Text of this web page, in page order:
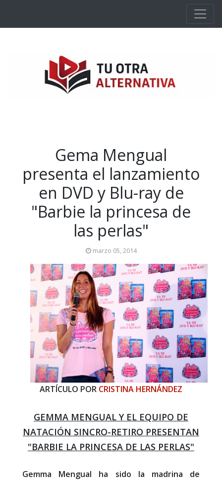
Gema Mengual
presenta el lanzamiento
en DVD y Blu-ray de
"Barbie la princesa de
las perlas"
marzo 05, 2014
ARTÍCULO POR CRISTINA HERNÁNDEZ
GEMMA MENGUAL Y EL EQUIPO DE
NATACIÓN SINCRO-RETIRO PRESENTAN
"BARBIE LA PRINCESA DE LAS PERLAS"
Gemma Mengual ha sido la madrina de